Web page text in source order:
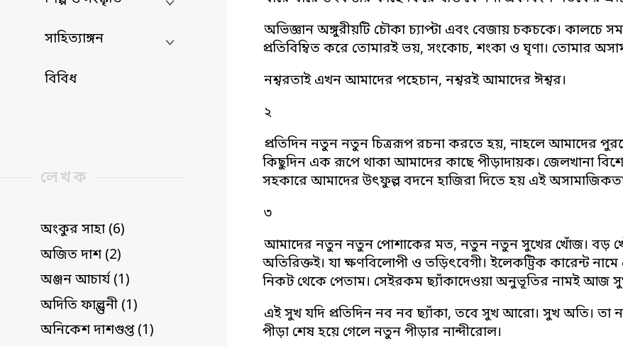
সাহিত্যাঙ্গন
বিবিধ
লেখক
অংকুর সাহা (6)
অজিত দাশ (2)
অঞ্জন আচার্য (1)
অদিতি ফাল্গুনী (1)
অনিকেশ দাশগুপ্ত (1)
অভিজ্ঞান অঙ্গুরীয়টি চৌকা চ্যাপ্টা এবং বেজায় চকচকে। কালচে
প্রতিবিম্বিত করে তোমারই ভয়, সংকোচ, শংকা ও ঘৃণা। তোমার
নশ্বরতাই এখন আমাদের পহেচান, নশ্বরই আমাদের ঈশ্বর।
২
প্রতিদিন নতুন নতুন চিত্ররূপ রচনা করতে হয়, নাহলে আমাদের
কিছুদিন এক রূপে থাকা আমাদের কাছে পীড়াদায়ক। জেলখানা
সহকারে আমাদের উৎফুল্ল বদনে হাজিরা দিতে হয় এই
৩
আমাদের নতুন নতুন পোশাকের মত, নতুন নতুন সুখের খোঁজ। বড়
অতিরিক্তই। যা ক্ষণবিলোপী ও তড়িৎবেগী। ইলেকট্রিক কারেন্ট
নিকট থেকে পেতাম। সেইরকম ছ্যাঁকাদেওয়া অনুভূতির নামই আজ
এই সুখ যদি প্রতিদিন নব নব ছ্যাঁকা, তবে সুখ আরো। সুখ অতি। তা
পীড়া শেষ হয়ে গেলে নতুন পীড়ার নান্দীরোল।